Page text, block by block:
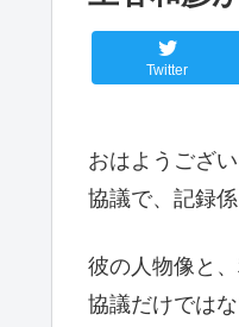
Twitter
おはようござ
協議で、記録
彼の人物像と
協議だけでは